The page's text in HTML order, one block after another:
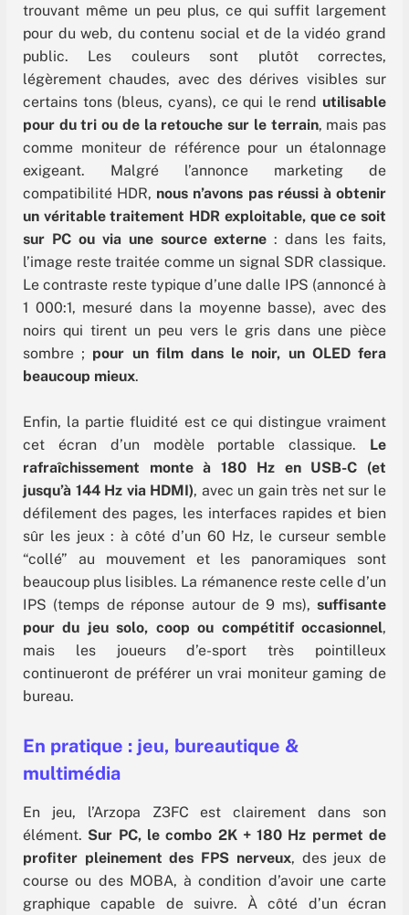
trouvant même un peu plus, ce qui suffit largement
pour du web, du contenu social et de la vidéo grand
public. Les couleurs sont plutôt correctes,
légèrement chaudes, avec des dérives visibles sur
certains tons (bleus, cyans), ce qui le rend utilisable
pour du tri ou de la retouche sur le terrain, mais pas
comme moniteur de référence pour un étalonnage
exigeant. Malgré l’annonce marketing de
compatibilité HDR, nous n’avons pas réussi à obtenir
un véritable traitement HDR exploitable, que ce soit
sur PC ou via une source externe : dans les faits,
l’image reste traitée comme un signal SDR classique.
Le contraste reste typique d’une dalle IPS (annoncé à
1 000:1, mesuré dans la moyenne basse), avec des
noirs qui tirent un peu vers le gris dans une pièce
sombre ; pour un film dans le noir, un OLED fera
beaucoup mieux.
Enfin, la partie fluidité est ce qui distingue vraiment
cet écran d’un modèle portable classique. Le
rafraîchissement monte à 180 Hz en USB-C (et
jusqu’à 144 Hz via HDMI), avec un gain très net sur le
défilement des pages, les interfaces rapides et bien
sûr les jeux : à côté d’un 60 Hz, le curseur semble
“collé” au mouvement et les panoramiques sont
beaucoup plus lisibles. La rémanence reste celle d’un
IPS (temps de réponse autour de 9 ms), suffisante
pour du jeu solo, coop ou compétitif occasionnel,
mais les joueurs d’e-sport très pointilleux
continueront de préférer un vrai moniteur gaming de
bureau.
En pratique : jeu, bureautique &
multimédia
En jeu, l’Arzopa Z3FC est clairement dans son
élément. Sur PC, le combo 2K + 180 Hz permet de
profiter pleinement des FPS nerveux, des jeux de
course ou des MOBA, à condition d’avoir une carte
graphique capable de suivre. À côté d’un écran